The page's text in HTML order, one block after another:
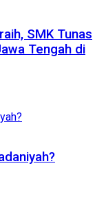
SMK Tunas
Tengah di